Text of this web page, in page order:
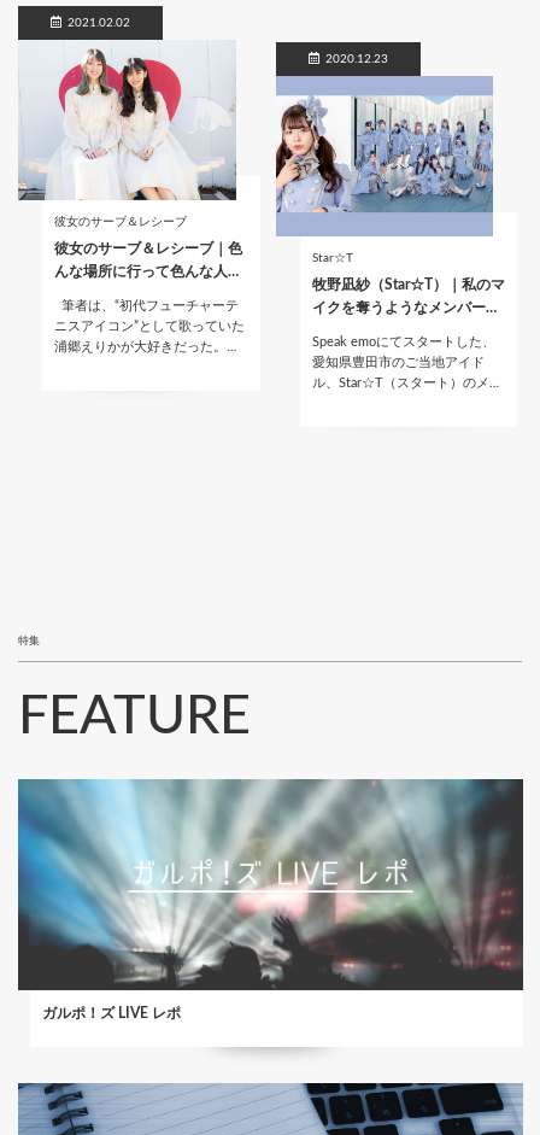
2021.02.02
彼女のサーブ＆レシーブ
彼女のサーブ＆レシーブ｜色
んな場所に行って色んな人…
筆者は、“初代フューチャーテ
ニスアイコン”として歌っていた
浦郷えりかが大好きだった。…
2020.12.23
Star☆T
牧野凪紗（Star☆T）｜私のマ
イクを奪うようなメンバー…
Speak emoにてスタートした、
愛知県豊田市のご当地アイド
ル、Star☆T（スタート）のメ…
特集
FEATURE
ガルポ！ズ LIVE レポ